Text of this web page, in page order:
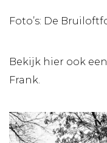
Foto’s: De
Bekijk hier ook
Frank.